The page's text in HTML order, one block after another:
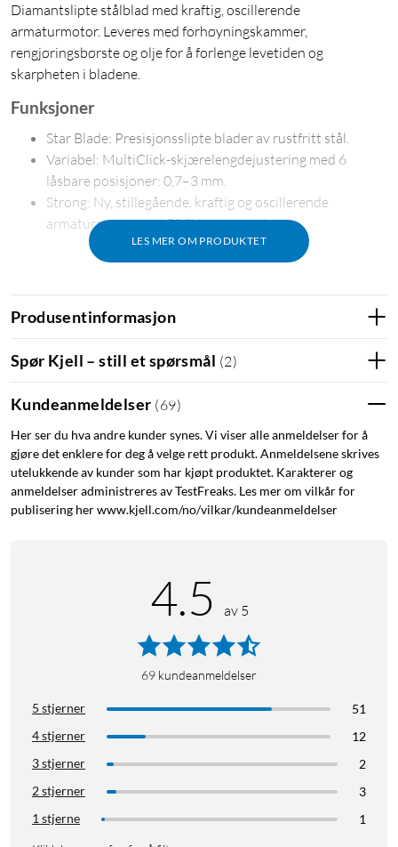
Diamantslipte stålblad med kraftig, oscillerende
armaturmotor. Leveres med forhøyningskammer,
rengjøringsbørste og olje for å forlenge levetiden og
skarpheten i bladene.
LES MER OM PRODUKTET
Funksjoner
Star Blade: Presisjonsslipte blader av rustfritt stål.
Variabel: MultiClick-skjærelengdejustering med 6
låsbare posisjoner: 0,7–3 mm.
Strong: Ny, stillegående, kraftig og oscillerende
armaturmotor med 50 % høyere ytelse.
Produsentinformasjon
Spør Kjell – still et spørsmål (2)
Kundeanmeldelser (69)
Her ser du hva andre kunder synes. Vi viser alle anmeldelser for å
gjøre det enklere for deg å velge rett produkt. Anmeldelsene skrives
utelukkende av kunder som har kjøpt produktet. Karakterer og
anmeldelser administreres av TestFreaks. Les mer om vilkår for
publisering her www.kjell.com/no/vilkar/kundeanmeldelser
4.5 av 5
69 kundeanmeldelser
5 stjerner
51
4 stjerner
12
3 stjerner
2
2 stjerner
3
1 stjerne
1